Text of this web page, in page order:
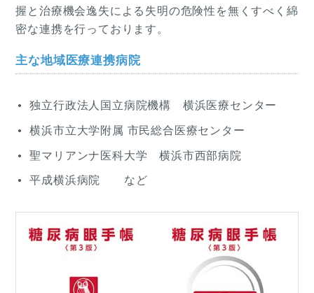
握と治療機会逸失による失明の危険性を無くすべく綿
密な連携を行っております。
主な地域医療連携病院
独立行政法人国立病院機構 横浜医療センター
横浜市立大学附属 市民総合医療センター
聖マリアンナ医科大学 横浜市西部病院
平成横浜病院 など